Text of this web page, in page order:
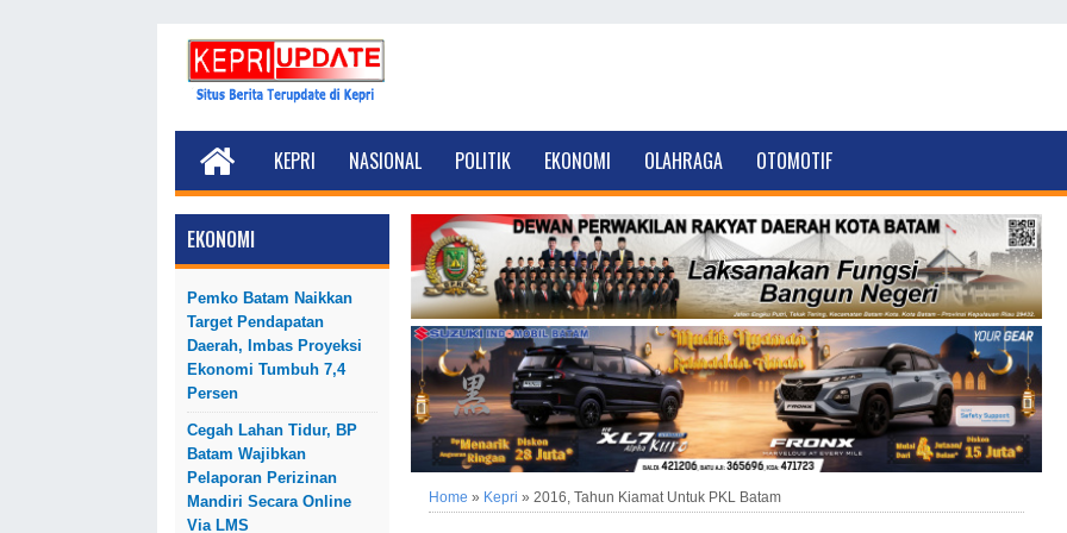
KEPRI NASIONAL POLITIK EKONOMI OLAHRAGA OTOMOTIF
EKONOMI
Pemko Batam Naikkan
Target Pendapatan
Daerah, Imbas Proyeksi
Ekonomi Tumbuh 7,4
Persen
Cegah Lahan Tidur, BP
Batam Wajibkan
Pelaporan Perizinan
Mandiri Secara Online
Via LMS
Home » Kepri » 2016, Tahun Kiamat Untuk PKL Batam